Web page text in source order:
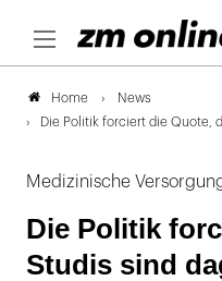
Home
News
Die Politik forciert die Quote,
Medizinische
Die Politik
Studis sind